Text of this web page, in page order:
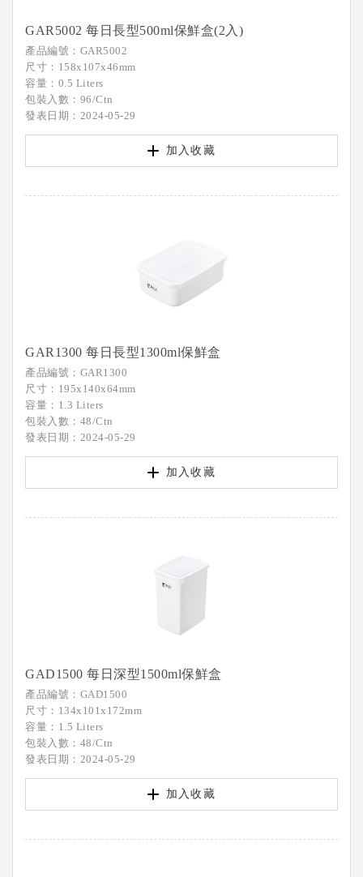
GAR5002 每日長型500ml保鮮盒(2入)
產品編號：GAR5002
尺寸：158x107x46mm
容量：0.5 Liters
包裝入數：96/Ctn
發表日期：2024-05-29
加入收藏
GAR1300 每日長型1300ml保鮮盒
產品編號：GAR1300
尺寸：195x140x64mm
容量：1.3 Liters
包裝入數：48/Ctn
發表日期：2024-05-29
加入收藏
GAD1500 每日深型1500ml保鮮盒
產品編號：GAD1500
尺寸：134x101x172mm
容量：1.5 Liters
包裝入數：48/Ctn
發表日期：2024-05-29
加入收藏